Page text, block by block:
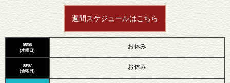
週間スケジュールはこちら
08/06
(木曜日)
08/07
(金曜日)
お休み
お休み